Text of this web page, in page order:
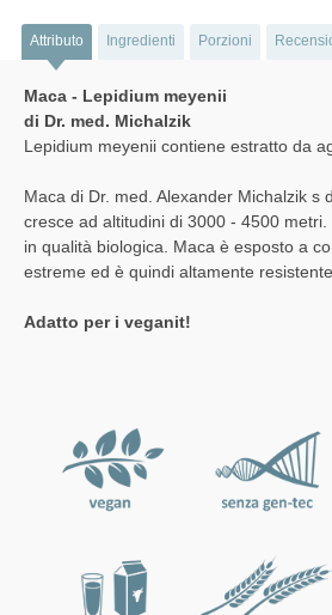
Attributo Ingredienti Porzioni
Maca - Lepidium meyenii
di Dr. med. Michalzik
Lepidium meyenii contiene estratto da
Maca di Dr. med. Alexander Michalzik s
cresce ad altitudini di 3000 - 4500
in qualità biologica. Maca è esposto a
estreme ed è quindi altamente
Adatto per i veganit!